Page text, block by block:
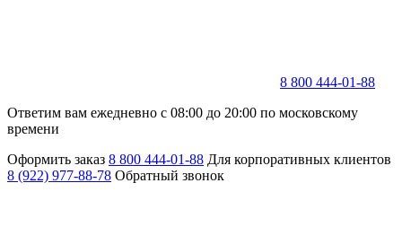
8 800 444-01-88
Ответим вам ежедневно с 08:00 до 20:00 по московскому
времени
Оформить заказ 8 800 444-01-88 Для корпоративных клиентов
8 (922) 977-88-78 Обратный звонок